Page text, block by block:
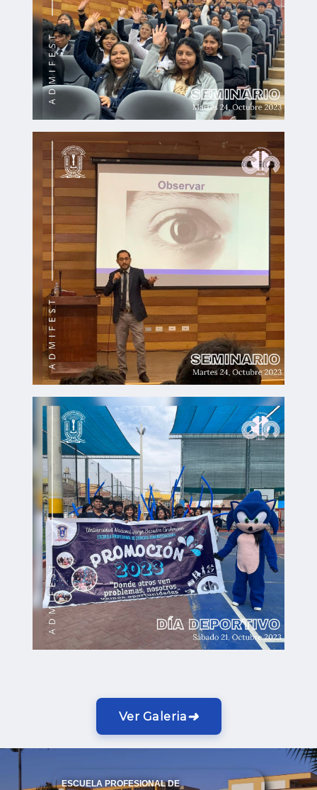
Ver Galeria➜
ESCUELA PROFESIONAL DE